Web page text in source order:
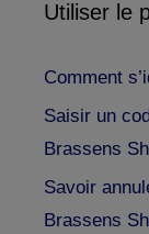
Utiliser le
Comment
Saisir un
Brassens
Savoir
Brassens